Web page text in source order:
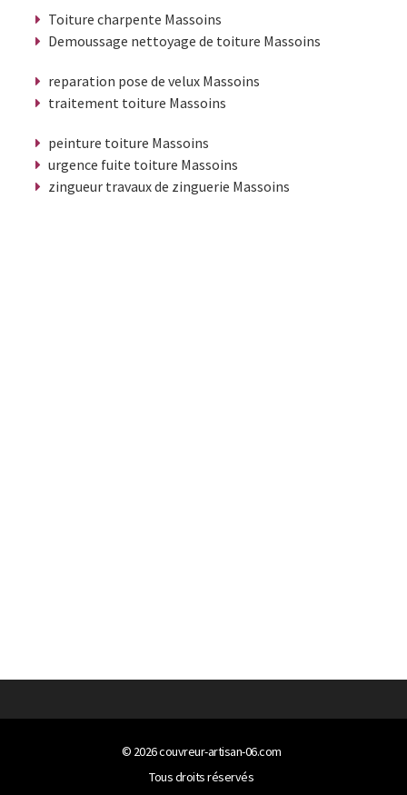
Toiture charpente Massoins
Demoussage nettoyage de toiture Massoins
reparation pose de velux Massoins
traitement toiture Massoins
peinture toiture Massoins
urgence fuite toiture Massoins
zingueur travaux de zinguerie Massoins
© 2026couvreur-artisan-06.com
Tous droits réservés